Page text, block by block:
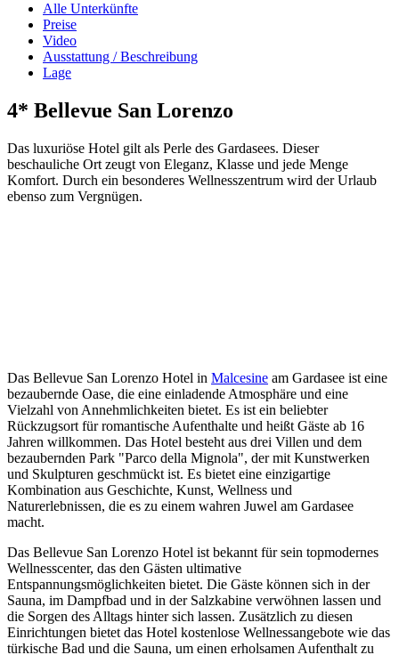
Alle Unterkünfte
Preise
Video
Ausstattung / Beschreibung
Lage
4* Bellevue San Lorenzo
Das luxuriöse Hotel gilt als Perle des Gardasees. Dieser
beschauliche Ort zeugt von Eleganz, Klasse und jede Menge
Komfort. Durch ein besonderes Wellnesszentrum wird der Urlaub
ebenso zum Vergnügen.
Das Bellevue San Lorenzo Hotel in Malcesine am Gardasee ist eine
bezaubernde Oase, die eine einladende Atmosphäre und eine
Vielzahl von Annehmlichkeiten bietet. Es ist ein beliebter
Rückzugsort für romantische Aufenthalte und heißt Gäste ab 16
Jahren willkommen. Das Hotel besteht aus drei Villen und dem
bezaubernden Park "Parco della Mignola", der mit Kunstwerken
und Skulpturen geschmückt ist. Es bietet eine einzigartige
Kombination aus Geschichte, Kunst, Wellness und
Naturerlebnissen, die es zu einem wahren Juwel am Gardasee
macht.
Das Bellevue San Lorenzo Hotel ist bekannt für sein topmodernes
Wellnesscenter, das den Gästen ultimative
Entspannungsmöglichkeiten bietet. Die Gäste können sich in der
Sauna, im Dampfbad und in der Salzkabine verwöhnen lassen und
die Sorgen des Alltags hinter sich lassen. Zusätzlich zu diesen
Einrichtungen bietet das Hotel kostenlose Wellnessangebote wie das
türkische Bad und die Sauna, um einen erholsamen Aufenthalt zu